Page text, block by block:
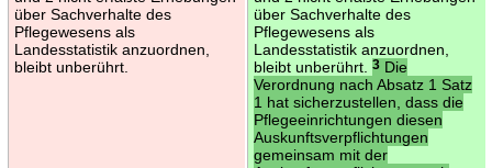
über Sachverhalte des
Pflegewesens als
Landesstatistik anzuordnen,
bleibt unberührt.
über Sachverhalte des
Pflegewesens als
Landesstatistik anzuordnen,
bleibt unberührt.
3Die
Verordnung nach Absatz 1 Satz
1 hat sicherzustellen, dass die
Pflegeeinrichtungen diesen
Auskunftsverpflichtungen
gemeinsam mit der